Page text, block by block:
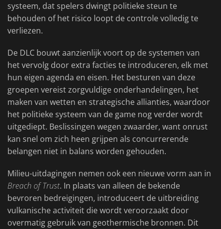
systeem, dat spelers dwingt politieke steun te
behouden of het risico loopt de controle volledig te
verliezen.
De DLC bouwt aanzienlijk voort op de systemen van
het vervolg door extra facties te introduceren, elk met
hun eigen agenda en eisen. Het besturen van deze
groepen vereist zorgvuldige onderhandelingen, het
maken van wetten en strategische allianties, waardoor
het politieke systeem van de game nog verder wordt
uitgediept. Beslissingen wegen zwaarder, want onrust
kan snel om zich heen grijpen als concurrerende
belangen niet in balans worden gehouden.
Milieu-uitdagingen nemen ook een nieuwe vorm aan in
Breach of Trust. In plaats van alleen de bekende
bevroren bedreigingen, introduceert de uitbreiding
vulkanische activiteit die wordt veroorzaakt door
overmatig gebruik van geothermische bronnen. Dit